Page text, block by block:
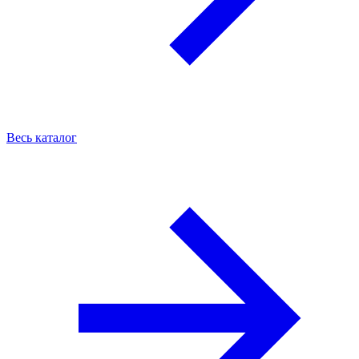
Весь каталог